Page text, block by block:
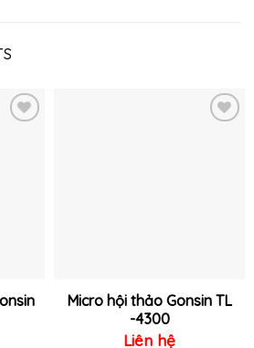
Micro hội thảo Gonsin TL
-4300
Liên hệ